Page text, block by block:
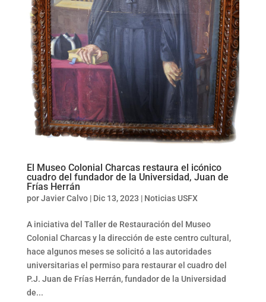
El Museo Colonial Charcas restaura el icónico
cuadro del fundador de la Universidad, Juan de
Frías Herrán
porJavier Calvo| Dic 13, 2023 | Noticias USFX
A iniciativa del Taller de Restauración del Museo
Colonial Charcas y la dirección de este centro cultural,
hace algunos meses se solicitó a las autoridades
universitarias el permiso para restaurar el cuadro del
P.J. Juan de Frías Herrán, fundador de la Universidad
de...